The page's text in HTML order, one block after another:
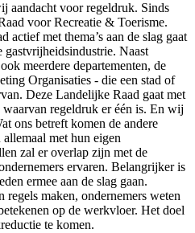
aandacht voor regeldruk. Sinds
voor Recreatie & Toerisme.
actief met thema’s aan de slag gaat
Naast
meerdere departementen, de
Organisaties - die een stad of
Deze Landelijke Raad gaat met
regeldruk er één is. En wij
ons betreft komen de andere
met hun eigen
zal er overlap zijn met de
ervaren. Belangrijker is
ermee aan de slag gaan.
regels maken, ondernemers weten
op de werkvloer. Het doel
te komen.